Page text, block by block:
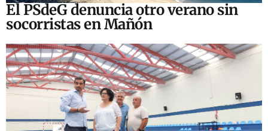
El PSdeG denuncia otro verano sin
socorristas en Mañón